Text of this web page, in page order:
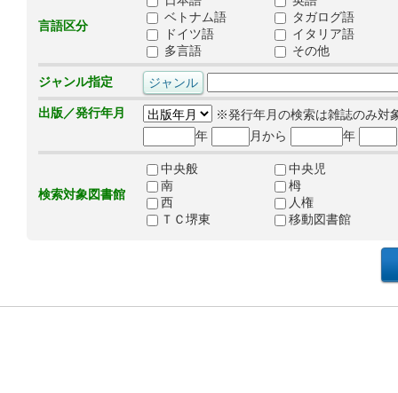
言語区分
ベトナム語
タガログ語
ドイツ語
イタリア語
多言語
その他
ジャンル指定
出版／発行年月
※発行年月の検索は雑誌のみ対
年
月から 年
検索対象図書館
中央般
中央児
南
栂
西
人権
ＴＣ堺東
移動図書館